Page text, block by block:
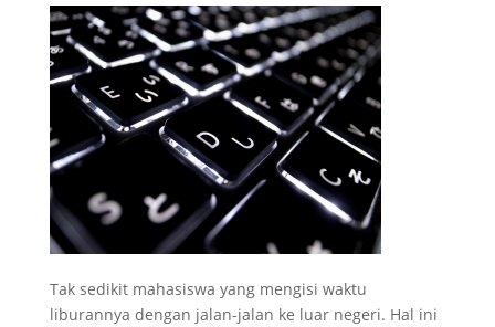
Tak sedikit mahasiswa yang mengisi waktu
liburannya dengan jalan-jalan ke luar negeri. Hal ini